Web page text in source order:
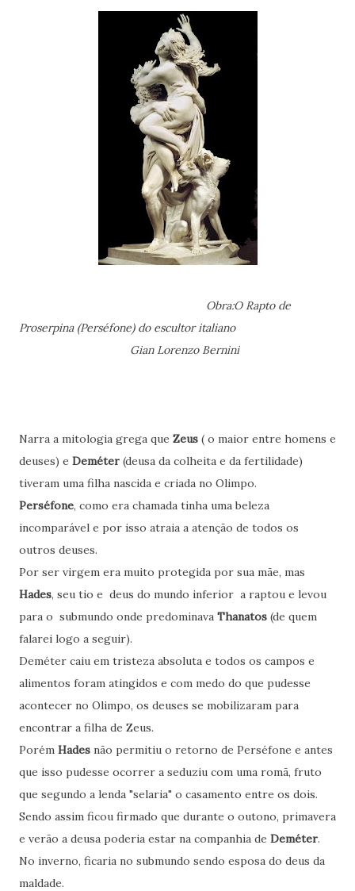
Obra:O Rapto de
Proserpina (Perséfone) do escultor italiano
Gian Lorenzo Bernini
Narra a mitologia grega que Zeus ( o maior entre homens e
deuses) e Deméter (deusa da colheita e da fertilidade)
tiveram uma filha nascida e criada no Olimpo.
Perséfone, como era chamada tinha uma beleza
incomparável e por isso atraia a atenção de todos os
outros deuses.
Por ser virgem era muito protegida por sua mãe, mas
Hades, seu tio e deus do mundo inferior a raptou e levou
para o submundo onde predominava Thanatos (de quem
falarei logo a seguir).
Deméter caiu em tristeza absoluta e todos os campos e
alimentos foram atingidos e com medo do que pudesse
acontecer no Olimpo, os deuses se mobilizaram para
encontrar a filha de Zeus.
Porém Hades não permitiu o retorno de Perséfone e antes
que isso pudesse ocorrer a seduziu com uma romã, fruto
que segundo a lenda "selaria" o casamento entre os dois.
Sendo assim ficou firmado que durante o outono, primavera
e verão a deusa poderia estar na companhia de Deméter.
No inverno, ficaria no submundo sendo esposa do deus da
maldade.